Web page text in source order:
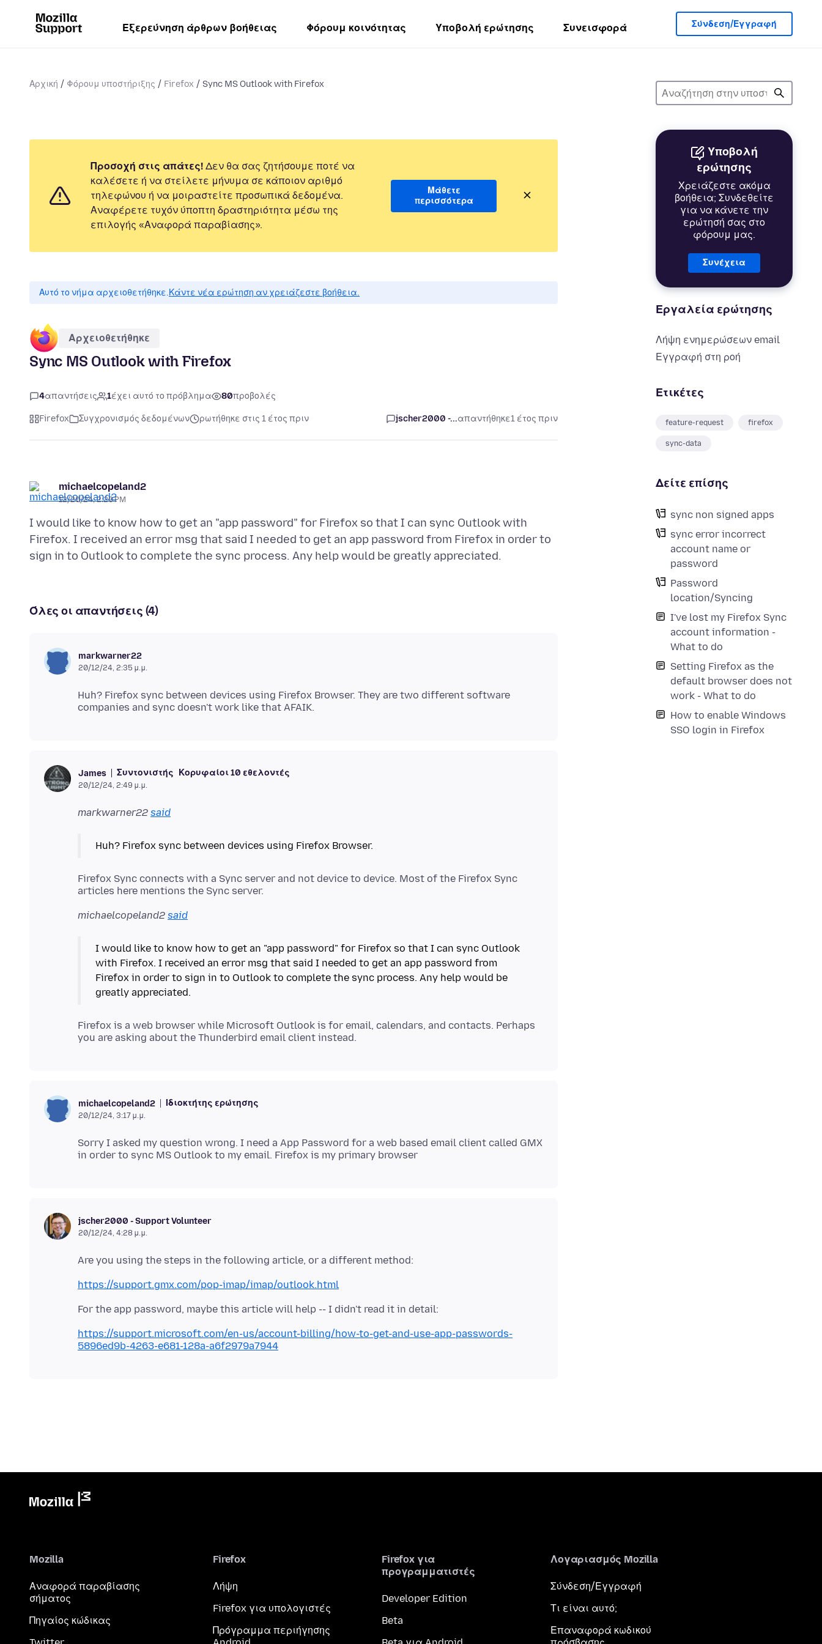
Εξερεύνηση άρθρων βοήθειας Φόρουμ κοινότητας Υποβολή ερώτησης Συνεισφορά Σύνδεση/Εγγραφή
Αρχική Φόρουμ υποστήριξης Firefox Sync MS Outlook with Firefox
Υποβολή
ερώτησης
Χρειάζεστε ακόμα
βοήθεια; Συνδεθείτε
για να κάνετε την
ερώτησή σας στο
φόρουμ μας.
Συνέχεια
Εργαλεία ερώτησης
Λήψη ενημερώσεων email
Εγγραφή στη ροή
Ετικέτες
feature-request firefox
sync-data
Δείτε επίσης
sync non signed apps
sync error incorrect
account name or
password
Password
location/Syncing
I've lost my Firefox Sync
account information -
What to do
Setting Firefox as the
default browser does not
work - What to do
How to enable Windows
SSO login in Firefox
Προσοχή στις απάτες! Δεν θα σας ζητήσουμε ποτέ να
καλέσετε ή να στείλετε μήνυμα σε κάποιον αριθμό
τηλεφώνου ή να μοιραστείτε προσωπικά δεδομένα.
Αναφέρετε τυχόν ύποπτη δραστηριότητα μέσω της
επιλογής «Αναφορά παραβίασης».
Μάθετε
περισσότερα
Αυτό το νήμα αρχειοθετήθηκε.Κάντε νέα ερώτηση αν χρειάζεστε βοήθεια.
Αρχειοθετήθηκε
Sync MS Outlook with Firefox
4απαντήσεις 1έχει αυτό το πρόβλημα 80προβολές
Firefox Συγχρονισμός δεδομένων ρωτήθηκε στις 1 έτος πριν jscher2000 -...απαντήθηκε1 έτος πριν
michaelcopeland2
12/20/24, 2:20 PM
I would like to know how to get an "app password" for Firefox so that I can sync Outlook with
Firefox. I received an error msg that said I needed to get an app password from Firefox in order to
Όλες οι απαντήσεις (4)
markwarner22
20/12/24, 2:35 μ.μ.
Huh? Firefox sync between devices using Firefox Browser. They are two different software
James Συντονιστής Κορυφαίοι 10 εθελοντές
20/12/24, 2:49 μ.μ.
markwarner22 said
Firefox Sync connects with a Sync server and not device to device. Most of the Firefox Sync
michaelcopeland2 said
I would like to know how to get an "app password" for Firefox so that I can sync Outlook
with Firefox. I received an error msg that said I needed to get an app password from
Firefox in order to sign in to Outlook to complete the sync process. Any help would be
Firefox is a web browser while Microsoft Outlook is for email, calendars, and contacts. Perhaps
michaelcopeland2 Ιδιοκτήτης ερώτησης
20/12/24, 3:17 μ.μ.
Sorry I asked my question wrong. I need a App Password for a web based email client called GMX
jscher2000 - Support Volunteer
20/12/24, 4:28 μ.μ.
https://support.gmx.com/pop-imap/imap/outlook.html
https://support.microsoft.com/en-us/account-billing/how-to-get-and-use-app-passwords-
5896ed9b-4263-e681-128a-a6f2979a7944
Mozilla
Αναφορά παραβίασης
σήματος
Πηγαίος κώδικας
Firefox
Λήψη
Firefox για υπολογιστές
Πρόγραμμα περιήγησης
Firefox για
προγραμματιστές
Developer Edition
Beta
Λογαριασμός Mozilla
Σύνδεση/Εγγραφή
Τι είναι αυτό;
Επαναφορά κωδικού